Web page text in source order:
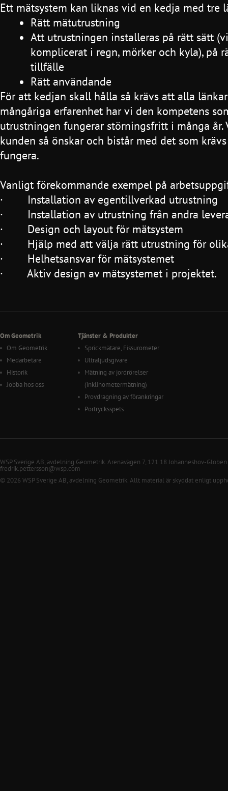
Ett mätsystem kan liknas vid en kedja med tre
Rätt mätutrustning
Att utrustningen installeras på rätt sätt
komplicerat i regn, mörker och kyla), på
tillfälle
Rätt användande
För att kedjan skall hålla så krävs att alla
mångåriga erfarenhet har vi den kompetens
utrustningen fungerar störningsfritt i många år.
kunden så önskar och bistår med det som
fungera.
Vanligt förekommande exempel på
· Installation av egentillverkad utrustning
· Installation av utrustning från andra
· Design och layout för mätsystem
· Hjälp med att välja rätt utrustning för
· Helhetsansvar för mätsystemet
· Aktiv design av mätsystemet i projektet.
Om Geometrik
Om Geometrik
Medarbetare
Historik
Jobba hos oss
Tjänster & Produkter
Sprickmätare, Fissurometer
Ultraljudsgivare
Mätning av jordrörelser
(inklinometermätning)
Provdragning av förankringar
Portrycksspets
WSP Sverige AB, avdelning Geometrik. Arenavägen 7, 121 18 Johanneshov-Globen
fredrik.pettersson@wsp.com
© 2026 WSP Sverige AB, avdelning Geometrik. Allt material är skyddat enligt